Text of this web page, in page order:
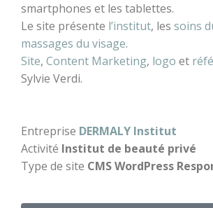
smartphones et les tablettes.
Le site présente l’institut, les soins
massages du visage.
Site, Content Marketing, logo et
Sylvie Verdi.
Entreprise DERMALY Institut
Activité Institut de beauté privé
Type de site CMS WordPress